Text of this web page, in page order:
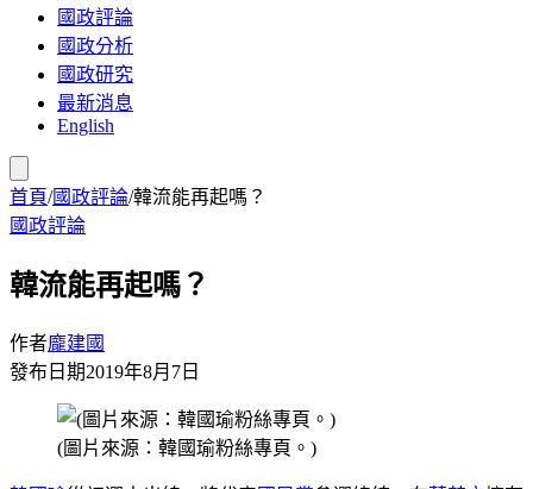
國政評論
國政分析
國政研究
最新消息
English
首頁/國政評論/韓流能再起嗎？
國政評論
韓流能再起嗎？
作者龐建國
發布日期2019年8月7日
(圖片來源：韓國瑜粉絲專頁。)